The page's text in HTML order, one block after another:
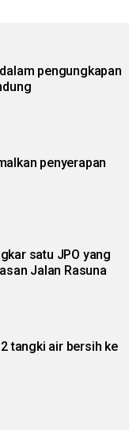
penyerapan
satu JPO yang
Jalan Rasuna
tangki air bersih ke